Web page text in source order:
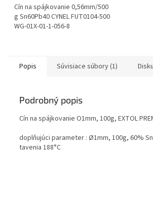
Cín na spájkovanie 0,56mm/500
g Sn60Pb40 CYNEL FUT0104-500
WG-01X-01-1-056-8
Popis Súvisiace súbory (1)
Podrobný popis
Cín na spájkovanie O1mm, 100g, EXTOL
doplňujúci parameter : Ø1mm, 100g, 60%
tavenia 188°C